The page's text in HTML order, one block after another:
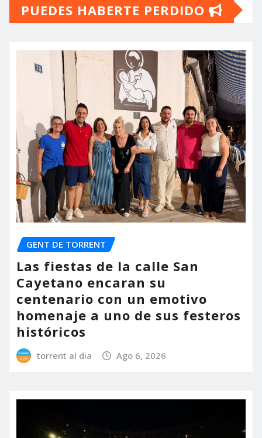
PUEDES HABERTE PERDIDO
GENT DE TORRENT
Las fiestas de la calle San
Cayetano encaran su
centenario con un emotivo
homenaje a uno de sus festeros
históricos
torrent al dia Ago 6, 2026